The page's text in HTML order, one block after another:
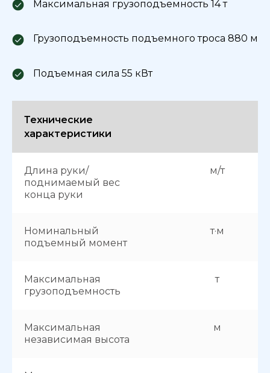
Максимальная грузоподъемность 14 т
Грузоподъемность подъемного троса 880 м
Подъемная сила 55 кВт
Технические
характеристики
Длина руки/
поднимаемый вес
конца руки
м/т
Номинальный
подъемный момент
т·м
Максимальная
грузоподъемность
т
Максимальная
независимая высота
м